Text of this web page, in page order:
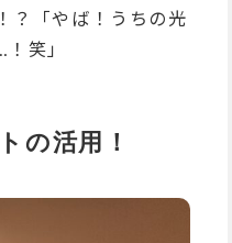
？「やば！うちの光
笑」
の活用！